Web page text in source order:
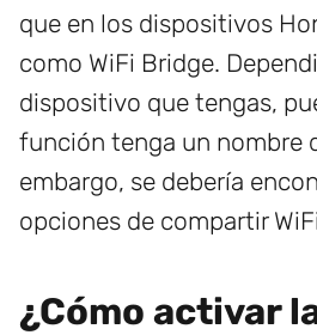
que en los dispositivos
como WiFi Bridge.
dispositivo que tengas,
función tenga un nombre
embargo, se debería
opciones de compartir
¿Cómo activar